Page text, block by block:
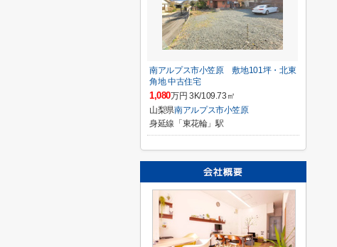
南アルプス市小笠原 敷地101坪・北東
角地 中古住宅
1,080万円 3K/109.73㎡
山梨県南アルプス市小笠原
身延線「東花輪」駅